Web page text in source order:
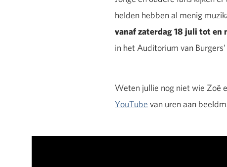
helden hebben al menig
vanaf zaterdag 18 juli tot en
in het Auditorium van
Weten jullie nog niet wie Zoë
YouTube van uren aan